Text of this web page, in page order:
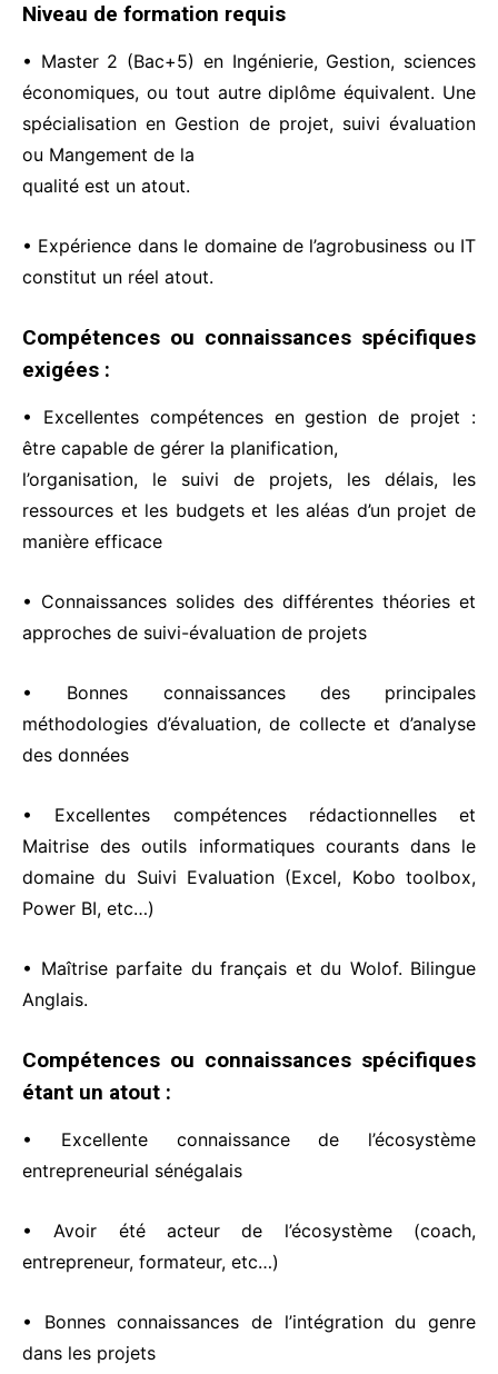
Niveau de formation requis
• Master 2 (Bac+5) en Ingénierie, Gestion, sciences
économiques, ou tout autre diplôme équivalent. Une
spécialisation en Gestion de projet, suivi évaluation
ou Mangement de la
qualité est un atout.
• Expérience dans le domaine de l’agrobusiness ou IT
constitut un réel atout.
Compétences ou connaissances spécifiques
exigées :
• Excellentes compétences en gestion de projet :
être capable de gérer la planification,
l’organisation, le suivi de projets, les délais, les
ressources et les budgets et les aléas d’un projet de
manière efficace
• Connaissances solides des différentes théories et
approches de suivi-évaluation de projets
• Bonnes connaissances des principales
méthodologies d’évaluation, de collecte et d’analyse
des données
• Excellentes compétences rédactionnelles et
Maitrise des outils informatiques courants dans le
domaine du Suivi Evaluation (Excel, Kobo toolbox,
Power BI, etc…)
• Maîtrise parfaite du français et du Wolof. Bilingue
Anglais.
Compétences ou connaissances spécifiques
étant un atout :
• Excellente connaissance de l’écosystème
entrepreneurial sénégalais
• Avoir été acteur de l’écosystème (coach,
entrepreneur, formateur, etc…)
• Bonnes connaissances de l’intégration du genre
dans les projets